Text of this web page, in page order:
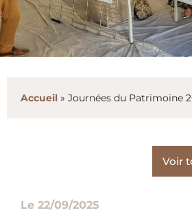
Accueil » Journées du Patrimoine
Voir
Le 22/09/2025